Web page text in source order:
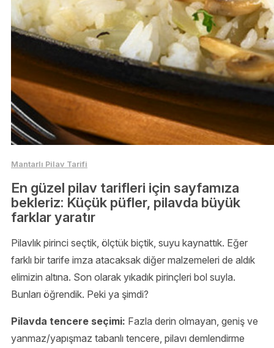
Mantarlı Pilav Tarifi
En güzel pilav tarifleri için sayfamıza
bekleriz: Küçük püfler, pilavda büyük
farklar yaratır
Pilavlık pirinci seçtik, ölçtük biçtik, suyu kaynattık. Eğer
farklı bir tarife imza atacaksak diğer malzemeleri de aldık
elimizin altına. Son olarak yıkadık pirinçleri bol suyla.
Bunları öğrendik. Peki ya şimdi?
Pilavda tencere seçimi: Fazla derin olmayan, geniş ve
yanmaz/yapışmaz tabanlı tencere, pilavı demlendirme